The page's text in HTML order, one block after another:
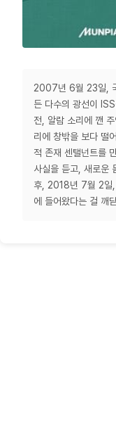
2007년 6월 23일,
든 다수의 광선이
전, 알람 소리에 깬
리에 창밖을 보다 떨
적 존재 센탤넌트를
사실을 듣고, 새로운
후, 2018년 7월 2일,
에 들어왔다는 걸 깨